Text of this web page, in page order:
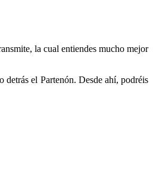
la cual entiendes mucho mejor
el Partenón. Desde ahí, podréis